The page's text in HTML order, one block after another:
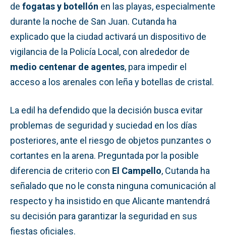
de fogatas y botellón en las playas, especialmente
durante la noche de San Juan. Cutanda ha
explicado que la ciudad activará un dispositivo de
vigilancia de la Policía Local, con alrededor de
medio centenar de agentes, para impedir el
acceso a los arenales con leña y botellas de cristal.
La edil ha defendido que la decisión busca evitar
problemas de seguridad y suciedad en los días
posteriores, ante el riesgo de objetos punzantes o
cortantes en la arena. Preguntada por la posible
diferencia de criterio con El Campello, Cutanda ha
señalado que no le consta ninguna comunicación al
respecto y ha insistido en que Alicante mantendrá
su decisión para garantizar la seguridad en sus
fiestas oficiales.